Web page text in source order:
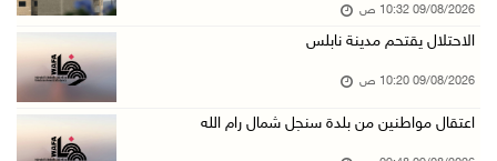
09/آب/2026 09:13 ص
مستعمرون إرهابيون يحرقون مسكنا بمسافر يطا جنو ...
09/آب/2026 08:49 ص
أسعار العملات مقابل الشيقل
09/08/2026 10:32 ص
الاحتلال يقتحم مدينة نابلس
09/08/2026 10:20 ص
اعتقال مواطنين من بلدة سنجل شمال رام الله